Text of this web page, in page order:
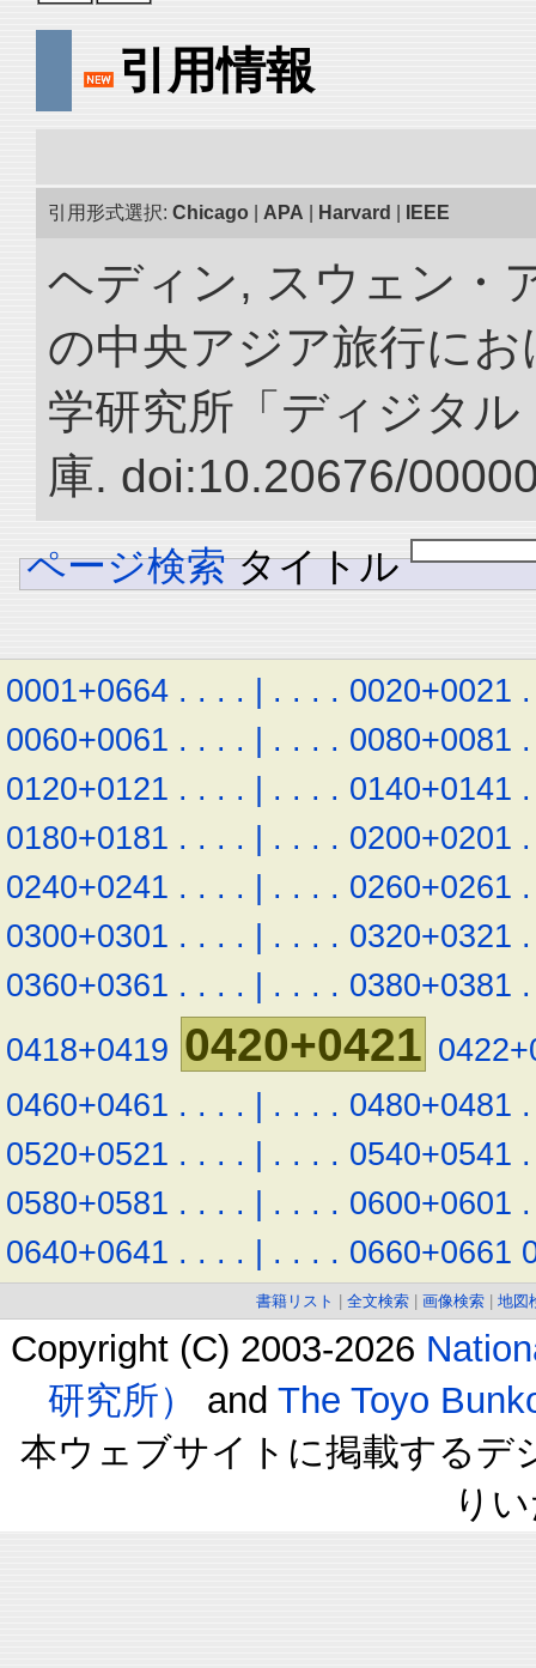
引用情報
引用形式選択: Chicago APA Harvard IEEE
ヘディン, スウェン・
の中央アジア旅行にお
学研究所「ディジタ
庫. doi:10.20676/
ページ検索 タイトル
0001+0664 . . . . | . . . . 0020+0021 .
0060+0061 . . . . | . . . . 0080+0081 .
0120+0121 . . . . | . . . . 0140+0141 .
0180+0181 . . . . | . . . . 0200+0201 .
0240+0241 . . . . | . . . . 0260+0261 .
0300+0301 . . . . | . . . . 0320+0321 .
0360+0361 . . . . | . . . . 0380+0381 .
0418+0419 0420+0421
0460+0461 . . . . | . . . . 0480+0481 .
0520+0521 . . . . | . . . . 0540+0541 .
0580+0581 . . . . | . . . . 0600+0601 .
0640+0641 . . . . | . . . . 0660+0661
書籍リスト 全文検索 画像検索 地図
Copyright (C) 2003-2026
研究所）
and The Toyo
本ウェブサイトに掲載するデ
り